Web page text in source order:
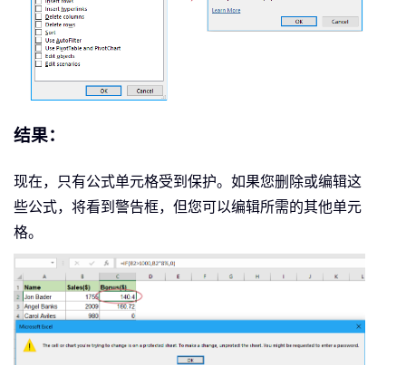
结果：
现在，只有公式单元格受到保护。如果您删除或编辑这
些公式，将看到警告框，但您可以编辑所需的其他单元
格。